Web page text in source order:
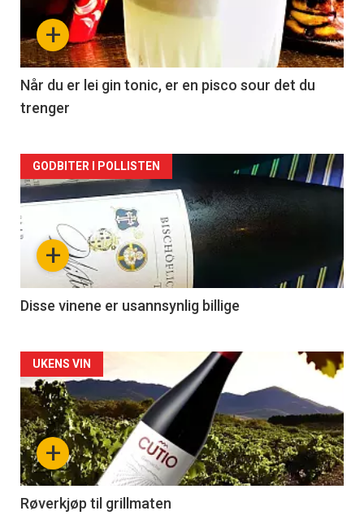
nå
-
2
+
Når du er lei gin tonic, er en pisco sour det du
trenger
Forsiden
akkurat
nå
3
+
GODBITER I POLLISTEN
Disse vinene er usannsynlig billige
Forsiden
akkurat
nå
-
4
+
UKENS VIN
Røverkjøp til grillmaten